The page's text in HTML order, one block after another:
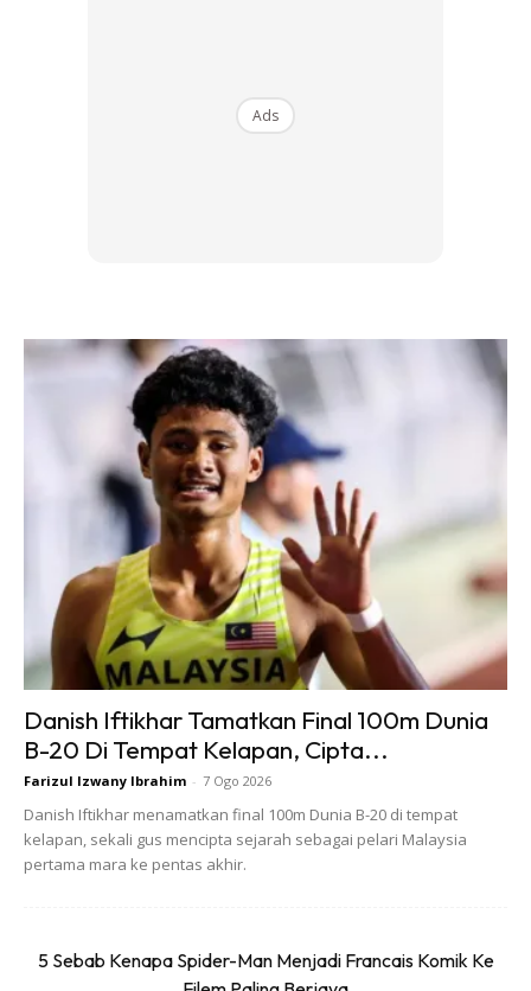
Ads
menerima
Akui bahawa dirinya dahulu sukar untuk menerima
perwatakannya yang lembut, Haze melahirkan rasa
kecewa terhadap Faiz Roslan dan rakan-rakannya.
“Masyarakat dahulunya tidak dapat menerima golongan
seperti ini. saya teraksa harungi kekecaman di sekolah
walaupun saya berpakaian lelaki, tapi kerana saya
lembut, mereka mengusik saya. Hari ini ramai yang sudah
Tapi disebabkan korang yang berpewatakan bergini
menjadikan masyarakat lebih kecam dan terus
Ads
Danish Iftikhar Tamatkan Final 100m Dunia
B-20 Di Tempat Kelapan, Cipta...
Farizul Izwany Ibrahim - 7 Ogo 2026
Danish Iftikhar menamatkan final 100m Dunia B-20 di tempat
kelapan, sekali gus mencipta sejarah sebagai pelari Malaysia
pertama mara ke pentas akhir.
5 Sebab Kenapa Spider-Man Menjadi Francais Komik Ke